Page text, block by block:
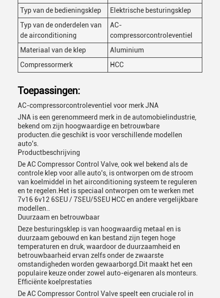
Typ van de bedieningsklep
Elektrische besturingsklep
Typ van de onderdelen van
de airconditioning
AC-
compressorcontroleventiel
Materiaal van de klep
Aluminium
Compressormerk
HCC
Toepassingen:
AC-compressorcontroleventiel voor merk JNA
JNA is een gerenommeerd merk in de automobielindustrie,
bekend om zijn hoogwaardige en betrouwbare
producten.die geschikt is voor verschillende modellen
auto's.
Productbeschrijving
De AC Compressor Control Valve, ook wel bekend als de
controle klep voor alle auto's, is ontworpen om de stroom
van koelmiddel in het airconditioning systeem te reguleren
en te regelen.Het is speciaal ontworpen om te werken met
7v16 6v12 6SEU / 7SEU/5SEU HCC en andere vergelijkbare
modellen..
Duurzaam en betrouwbaar
Deze besturingsklep is van hoogwaardig metaal en is
duurzaam gebouwd en kan bestand zijn tegen hoge
temperaturen en druk, waardoor de duurzaamheid en
betrouwbaarheid ervan zelfs onder de zwaarste
omstandigheden worden gewaarborgd.Dit maakt het een
populaire keuze onder zowel auto-eigenaren als monteurs.
Efficiënte koelprestaties
De AC Compressor Control Valve speelt een cruciale rol in